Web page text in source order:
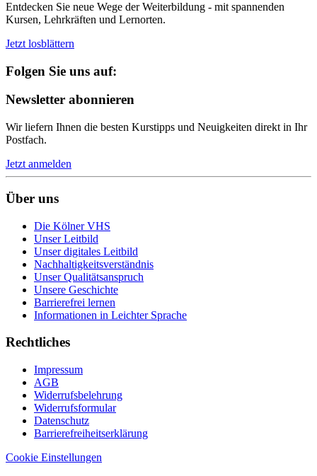
Entdecken Sie neue Wege der Weiterbildung - mit spannenden
Kursen, Lehrkräften und Lernorten.
Jetzt losblättern
Folgen Sie uns auf:
Newsletter abonnieren
Wir liefern Ihnen die besten Kurstipps und Neuigkeiten direkt in Ihr
Postfach.
Jetzt anmelden
Über uns
Die Kölner VHS
Unser Leitbild
Unser digitales Leitbild
Nachhaltigkeitsverständnis
Unser Qualitätsanspruch
Unsere Geschichte
Barrierefrei lernen
Informationen in Leichter Sprache
Rechtliches
Impressum
AGB
Widerrufsbelehrung
Widerrufsformular
Datenschutz
Barrierefreiheitserklärung
Cookie Einstellungen